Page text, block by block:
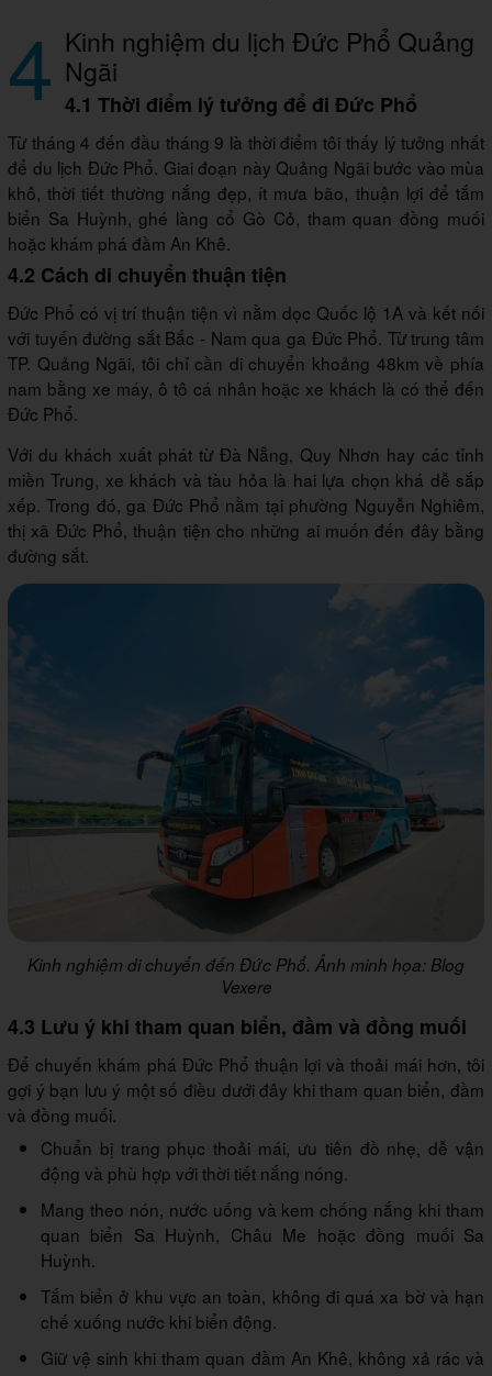
4 Kinh nghiệm du lịch Đức Phổ Quảng
Ngãi
4.1 Thời điểm lý tưởng để đi Đức Phổ
Từ tháng 4 đến đầu tháng 9 là thời điểm tôi thấy lý tưởng nhất
để du lịch Đức Phổ. Giai đoạn này Quảng Ngãi bước vào mùa
khô, thời tiết thường nắng đẹp, ít mưa bão, thuận lợi để tắm
biển Sa Huỳnh, ghé làng cổ Gò Cỏ, tham quan đồng muối
hoặc khám phá đầm An Khê.
4.2 Cách di chuyển thuận tiện
Đức Phổ có vị trí thuận tiện vì nằm dọc Quốc lộ 1A và kết nối
với tuyến đường sắt Bắc - Nam qua ga Đức Phổ. Từ trung tâm
TP. Quảng Ngãi, tôi chỉ cần di chuyển khoảng 48km về phía
nam bằng xe máy, ô tô cá nhân hoặc xe khách là có thể đến
Đức Phổ.
Với du khách xuất phát từ Đà Nẵng, Quy Nhơn hay các tỉnh
miền Trung, xe khách và tàu hỏa là hai lựa chọn khá dễ sắp
xếp. Trong đó, ga Đức Phổ nằm tại phường Nguyễn Nghiêm,
thị xã Đức Phổ, thuận tiện cho những ai muốn đến đây bằng
đường sắt.
Kinh nghiệm di chuyển đến Đức Phổ. Ảnh minh họa: Blog
Vexere
4.3 Lưu ý khi tham quan biển, đầm và đồng muối
Để chuyến khám phá Đức Phổ thuận lợi và thoải mái hơn, tôi
gợi ý bạn lưu ý một số điều dưới đây khi tham quan biển, đầm
và đồng muối.
Chuẩn bị trang phục thoải mái, ưu tiên đồ nhẹ, dễ vận
động và phù hợp với thời tiết nắng nóng.
Mang theo nón, nước uống và kem chống nắng khi tham
quan biển Sa Huỳnh, Châu Me hoặc đồng muối Sa
Huỳnh.
Tắm biển ở khu vực an toàn, không đi quá xa bờ và hạn
chế xuống nước khi biển động.
Giữ vệ sinh khi tham quan đầm An Khê, không xả rác và